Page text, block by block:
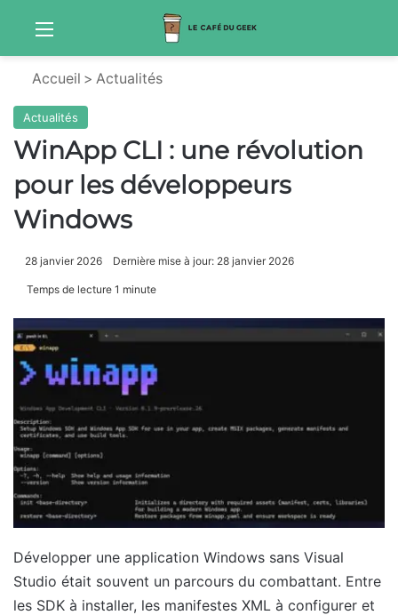
Menu
Accueil > Actualités
Actualités
WinApp CLI : une révolution
pour les développeurs
Windows
28 janvier 2026 Dernière mise à jour: 28 janvier 2026
Temps de lecture 1 minute
Développer une application Windows sans Visual
Studio était souvent un parcours du combattant. Entre
les SDK à installer, les manifestes XML à configurer et